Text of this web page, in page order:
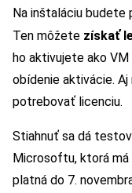
Na inštaláciu budete
Ten môžete získať
ho aktivujete ako VM
obídenie aktivácie.
potrebovať licenciu.
Stiahnuť sa dá
Microsoftu, ktorá má
platná do 7.